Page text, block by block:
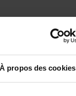
À propos des cookies